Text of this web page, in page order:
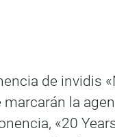
de invidis
la
«20